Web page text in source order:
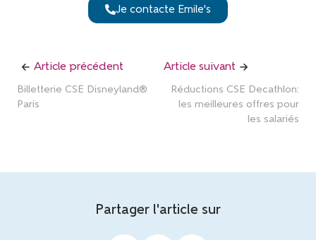
Je contacte Emile's
Article précédent
Billetterie CSE Disneyland®
Paris
Article suivant
Réductions CSE Decathlon:
les meilleures offres pour
les salariés
Partager l'article sur